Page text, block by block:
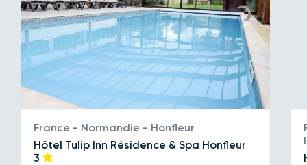
France - Normandie - Honfleur
Hôtel Tulip Inn Résidence & Spa Honfleur
3